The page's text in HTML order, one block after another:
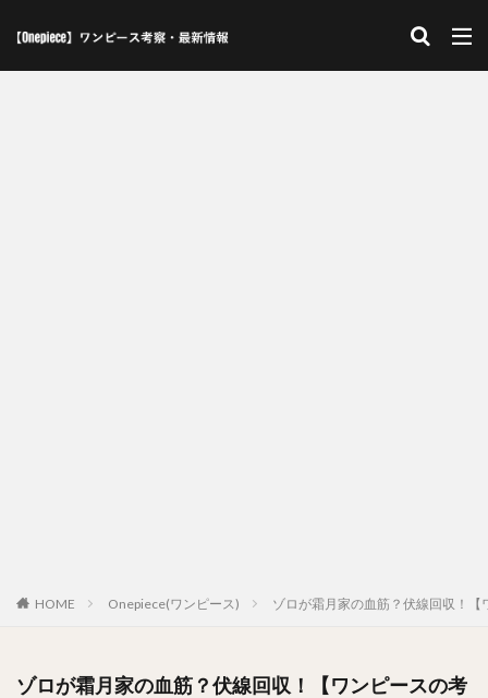
HOME Onepiece(ワンピース) ゾロが霜月家の血筋？伏線回収！【
ゾロが霜月家の血筋？伏線回収！【ワンピースの考